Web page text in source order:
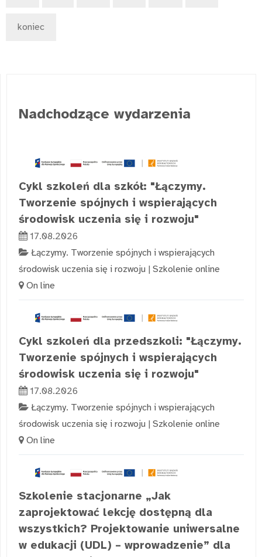
koniec
Nadchodzące wydarzenia
Cykl szkoleń dla szkół: "Łączymy.
Tworzenie spójnych i wspierających
środowisk uczenia się i rozwoju"
17.08.2026
Łączymy. Tworzenie spójnych i wspierających
środowisk uczenia się i rozwoju | Szkolenie online
On line
Cykl szkoleń dla przedszkoli: "Łączymy.
Tworzenie spójnych i wspierających
środowisk uczenia się i rozwoju"
17.08.2026
Łączymy. Tworzenie spójnych i wspierających
środowisk uczenia się i rozwoju | Szkolenie online
On line
Szkolenie stacjonarne „Jak
zaprojektować lekcję dostępną dla
wszystkich? Projektowanie uniwersalne
w edukacji (UDL) – wprowadzenie” dla